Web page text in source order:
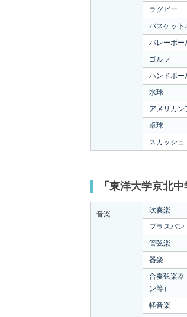
ラグビー
バスケット
バレーボー
ゴルフ
ハンドボー
水球
アメリカン
卓球
スカッシュ
「東洋大学京北
音楽 吹奏楽
ブラスバン
管弦楽
器楽
合奏弦楽器
ン等）
軽音楽